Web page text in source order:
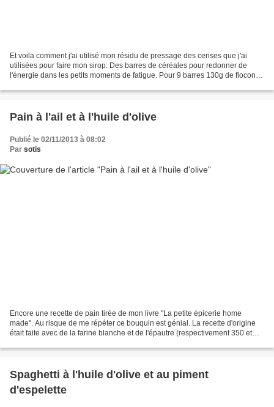
Et voila comment j'ai utilisé mon résidu de pressage des cerises que j'ai
utilisées pour faire mon sirop: Des barres de céréales pour redonner de
l'énergie dans les petits moments de fatigue. Pour 9 barres 130g de flocons
Pain à l'ail et à l'huile d'olive
Publié le 02/11/2013 à 08:02
Par sotis
Encore une recette de pain tirée de mon livre "La petite épicerie home
made". Au risque de me répéter ce bouquin est génial. La recette d'origine
était faite avec de la farine blanche et de l'épautre (respectivement 350 et
Spaghetti à l'huile d'olive et au piment
d'espelette